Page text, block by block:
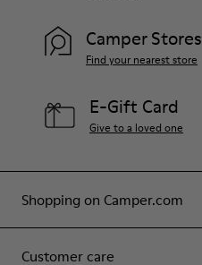
Shopping on Camper.com
Customer care
Camper Stores
Find your nearest store
E-Gift Card
Give to a loved one